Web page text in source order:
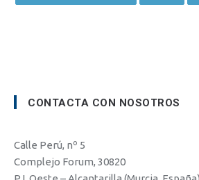
CONTACTA CON NOSOTROS
Calle Perú, nº 5
Complejo Forum, 30820